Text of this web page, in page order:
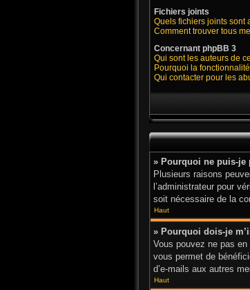
Fichiers joints
Quels fichiers joints sont
Comment trouver tous
Concernant phpBB 3
Qui sont les auteurs de
Pourquoi la
Qui contacter pour les
» Pourquoi ne puis-je
Plusieurs raisons
l’administrateur pour
soit nécessaire de la
Haut
» Pourquoi dois-je
Vous pouvez ne pas
vous permet de
d’e-mails aux autres
Haut